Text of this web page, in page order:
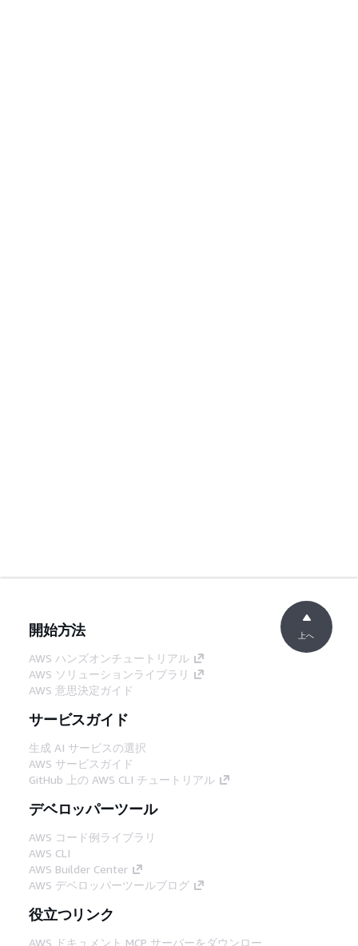
開始方法
AWS ハンズオンチュートリアル
AWS ソリューションライブラリ
AWS 意思決定ガイド
サービスガイド
生成 AI サービスの選択
AWS サービスガイド
GitHub 上の AWS CLI チュートリアル
デベロッパーツール
AWS コード例ライブラリ
AWS CLI
AWS Builder Center
AWS デベロッパーツールブログ
役立つリンク
AWS ドキュメント MCP サーバーをダウンロー
上へ